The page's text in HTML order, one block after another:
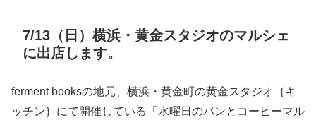
7/13（日）横浜・黄金スタジオのマルシェ
に出店します。
ferment booksの地元、横浜・黄金町の黄金スタジオ｛キ
ッチン｝にて開催している「水曜日のパンとコーヒーマル